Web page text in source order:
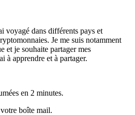
voyagé dans différents pays et
Je me suis notamment
et je souhaite partager mes
à apprendre et à partager.
en 2 minutes.
boîte mail.